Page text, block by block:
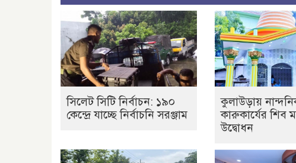
সিলেট সিটি নির্বাচন: ১৯০
কেন্দ্রে যাচ্ছে নির্বাচনি সরঞ্জাম
কুলাউড়ায়
কারুকার্যের শিব
উদ্বোধন